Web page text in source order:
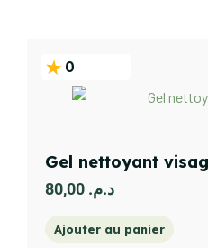
0
Gel nettoyant
د.م.
Ajouter au panier